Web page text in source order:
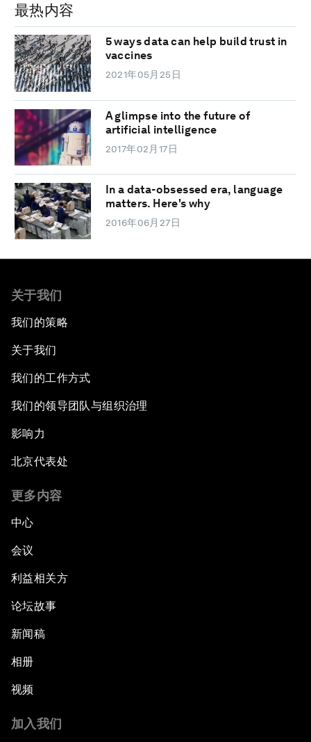
最热内容
5 ways data can help build trust in
vaccines
2021年05月25日
A glimpse into the future of
artificial intelligence
2017年02月17日
In a data-obsessed era, language
matters. Here's why
2016年06月27日
关于我们
我们的策略
关于我们
我们的工作方式
我们的领导团队与组织治理
影响力
北京代表处
更多内容
中心
会议
利益相关方
论坛故事
新闻稿
相册
视频
加入我们